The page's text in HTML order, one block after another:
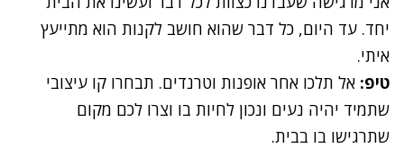
יחד. עד היום, כל דבר שהוא חושב לקנות הוא מתייעץ
איתי.
טיפ: אל תלכו אחר אופנות וטרנדים. תבחרו קו עיצובי
שתמיד יהיה נעים ונכון לחיות בו וצרו לכם מקום
שתרגישו בו בבית.